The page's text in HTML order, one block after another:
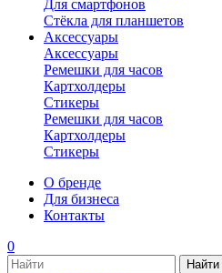
Для смартфонов
Стёкла для планшетов
Аксессуары
Аксессуары
Ремешки для часов
Картхолдеры
Стикеры
Ремешки для часов
Картхолдеры
Стикеры
О бренде
Для бизнеса
Контакты
0